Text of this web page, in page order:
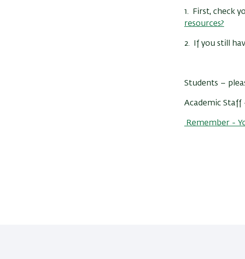
1. First, check
resources?
2. If you still
Students –
Academic Staff
Remember -